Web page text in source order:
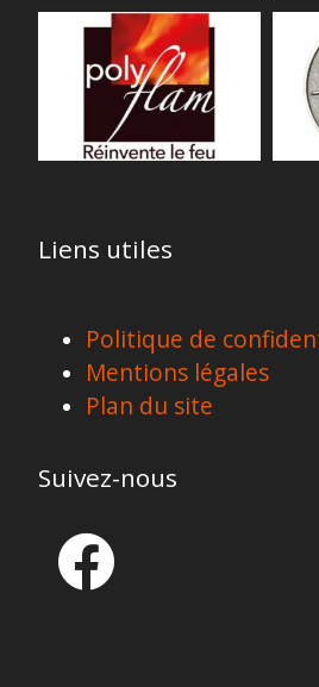
Liens utiles
Politique de
Mentions légales
Plan du site
Suivez-nous